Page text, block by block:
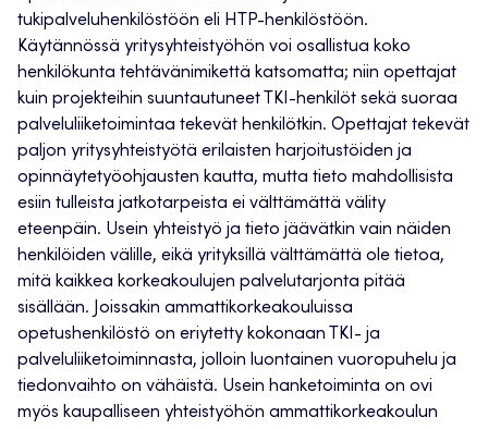
tukipalveluhenkilöstöön eli HTP-henkilöstöön.
Käytännössä yritysyhteistyöhön voi osallistua koko
henkilökunta tehtävänimikettä katsomatta; niin opettajat
kuin projekteihin suuntautuneet TKI-henkilöt sekä suoraa
palveluliiketoimintaa tekevät henkilötkin. Opettajat tekevät
paljon yritysyhteistyötä erilaisten harjoitustöiden ja
opinnäytetyöohjausten kautta, mutta tieto mahdollisista
esiin tulleista jatkotarpeista ei välttämättä välity
eteenpäin. Usein yhteistyö ja tieto jäävätkin vain näiden
henkilöiden välille, eikä yrityksillä välttämättä ole tietoa,
mitä kaikkea korkeakoulujen palvelutarjonta pitää
sisällään. Joissakin ammattikorkeakouluissa
opetushenkilöstö on eriytetty kokonaan TKI- ja
palveluliiketoiminnasta, jolloin luontainen vuoropuhelu ja
tiedonvaihto on vähäistä. Usein hanketoiminta on ovi
myös kaupalliseen yhteistyöhön ammattikorkeakoulun